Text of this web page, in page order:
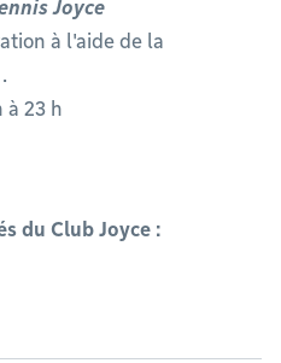
Joyce
à l'aide de la
.
à 23 h
du Club Joyce :